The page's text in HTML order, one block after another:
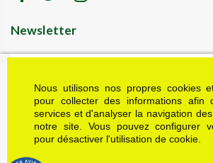
Nous utilisons nos propres cookies
pour collecter des informations afin
services et d'analyser la navigation
notre site. Vous pouvez configurer
pour désactiver l'utilisation de cookie.
Newsletter
LK motoculture vous offre 5% en cadeau de
bienvenue (code de réduction reçu dans le mail
de confirmation envoyé à l'adresse email fournie).
Vous pouvez vous désinscrire à tout moment.
Plus d'informations dans nos mentions légales
J'accepte les conditions générales et la politique de